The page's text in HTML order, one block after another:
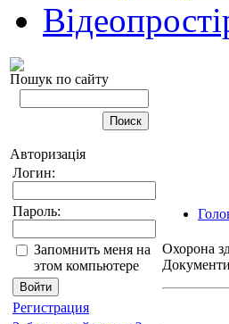
Пошук по сайту
Авторизація
Логин:
Пароль:
Запомнить меня на
этом компьютере
Регистрация
Охорона